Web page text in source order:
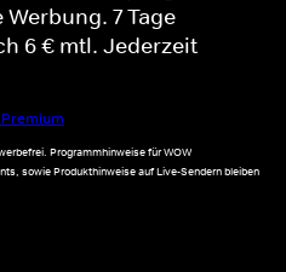
7 Tage
6 € mtl. Jederzeit
Programmhinweise für WOW
sowie Produkthinweise auf Live-Sendern bleiben